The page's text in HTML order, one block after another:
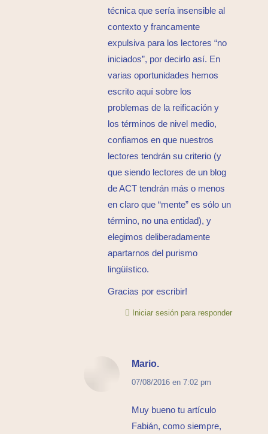
técnica que sería insensible al
contexto y francamente
expulsiva para los lectores “no
iniciados”, por decirlo así. En
varias oportunidades hemos
escrito aquí sobre los
problemas de la reificación y
los términos de nivel medio,
confiamos en que nuestros
lectores tendrán su criterio (y
que siendo lectores de un blog
de ACT tendrán más o menos
en claro que “mente” es sólo un
término, no una entidad), y
elegimos deliberadamente
apartarnos del purismo
lingüístico.
Gracias por escribir!
Iniciar sesión para responder
Mario.
dice:
07/08/2016 en 7:02 pm
Muy bueno tu artículo
Fabián, como siempre,